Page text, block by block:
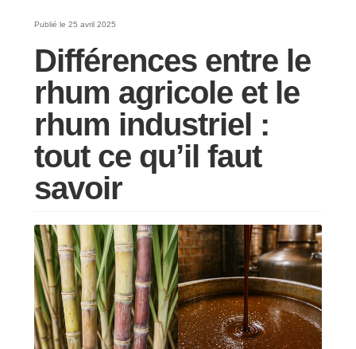
WHISKIES & +
MARQUES
RÉGIONS
COFFRETS & CADEAUX
BOUTIQUE LOIRET
Publié le 25 avril 2025
Différences entre le
rhum agricole et le
rhum industriel :
tout ce qu’il faut
savoir